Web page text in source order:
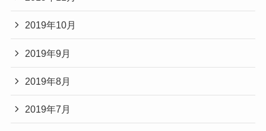
2019年10月
2019年9月
2019年8月
2019年7月